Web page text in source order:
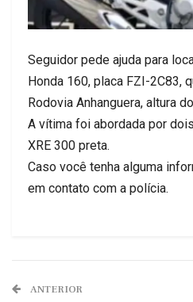
Seguidor pede ajuda para
Honda 160, placa FZI-2C83,
Rodovia Anhanguera, altura
A vítima foi abordada por
XRE 300 preta.
Caso você tenha alguma
em contato com a polícia.
ANTERIOR